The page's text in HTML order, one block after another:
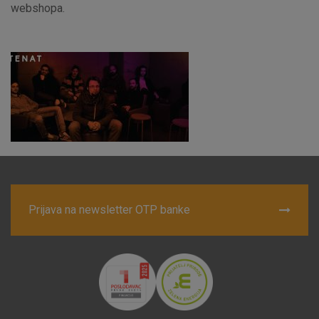
webshopa.
Prijava na newsletter OTP banke
Analitički kolačići
Marketinški kolačići
Prihvaćam upotrebu navedenih kolačića
Nužni (tehnički) kolačići - uvijek aktivni
Ovi kolačići nužni su za funkcioniranje internetske stranice i
ne mogu se isključiti u našim sustavima. Uobičajeno se
možete postaviti da blokira te kolačiće ili pošalje upozorenje
o njima, ali u tom slučaju neki dijelovi stranice neće raditi. Ti
kolačići ne pohranjuju nikakve informacije koje bi vas mogle